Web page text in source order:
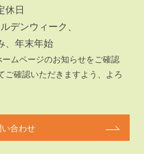
休日
デンウィーク、
、年末年始
ムページのお知らせをご確認
ご確認いただきますよう、よろ
い合わせ